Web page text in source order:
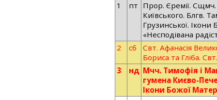
1 пт Прор. Єремії.
Київського. Блгв.
Грузинської. Ікони
«Несподівана
2
сб
Свт. Афанасія
Бориса та Гліба.
3
нд Мчч. Тимофія і
гумена Києво-
Ікони Божої